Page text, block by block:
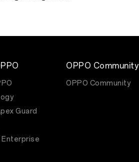
Guard
OPPO Community
OPPO Community